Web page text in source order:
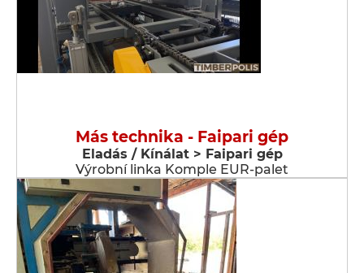
Más technika - Faipari gép
Eladás / Kínálat > Faipari gép
Výrobní linka Komple EUR-palet